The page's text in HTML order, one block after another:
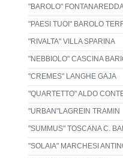
"BAROLO"
"PAESI TUOI" BAROLO
"RIVALTA" VILLA SPARINA
"NEBBIOLO" CASCINA
"CREMES" LANGHE GAJA
"QUARTETTO" ALDO
"URBAN"LAGREIN TRAMIN
"SUMMUS" TOSCANA C.
"SOLAIA" MARCHESI